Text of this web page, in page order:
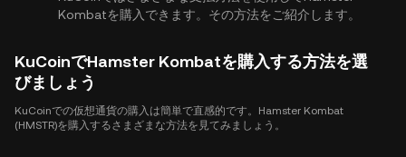
Kombatを購入できます。その方法をご紹介します。
KuCoinでHamster Kombatを購入する方法を選
びましょう
KuCoinでの仮想通貨の購入は簡単で直感的です。Hamster Kombat
(HMSTR)を購入するさまざまな方法を見てみましょう。